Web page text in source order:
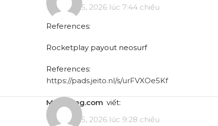
Tháng 4 15, 2026 lúc 7:44 chiều
References:
Rocketplay payout neosurf
References:
https://pads.jeito.nl/s/urFVXOe5Kf
medibang.com viết:
Tháng 4 15, 2026 lúc 9:28 chiều